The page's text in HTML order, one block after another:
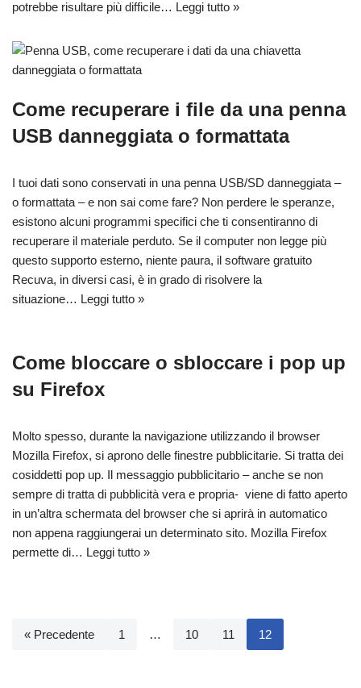
potrebbe risultare più difficile… Leggi tutto »
Come recuperare i file da una penna
USB danneggiata o formattata
I tuoi dati sono conservati in una penna USB/SD danneggiata –
o formattata – e non sai come fare? Non perdere le speranze,
esistono alcuni programmi specifici che ti consentiranno di
recuperare il materiale perduto. Se il computer non legge più
questo supporto esterno, niente paura, il software gratuito
Recuva, in diversi casi, è in grado di risolvere la
situazione… Leggi tutto »
Come bloccare o sbloccare i pop up
su Firefox
Molto spesso, durante la navigazione utilizzando il browser
Mozilla Firefox, si aprono delle finestre pubblicitarie. Si tratta dei
cosiddetti pop up. Il messaggio pubblicitario – anche se non
sempre di tratta di pubblicità vera e propria- viene di fatto aperto
in un’altra schermata del browser che si aprirà in automatico
non appena raggiungerai un determinato sito. Mozilla Firefox
permette di… Leggi tutto »
« Precedente 1 … 10 11 12